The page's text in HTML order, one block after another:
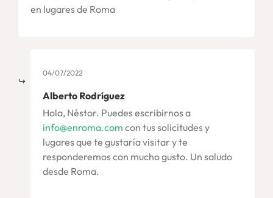
en lugares de Roma
04/07/2022
Alberto Rodríguez
Hola, Néstor. Puedes escribirnos a
info@enroma.com con tus solicitudes y
lugares que te gustaría visitar y te
responderemos con mucho gusto. Un saludo
desde Roma.